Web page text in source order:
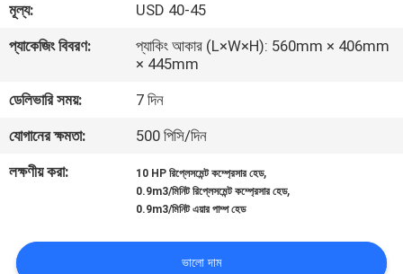
গুণমান
নিয়ন্ত্রণ
আমাদের
সাথে
যোগাযোগ
মূল্য:
USD 40-45
প্যাকেজিং বিবরণ:
প্যাকিং আকার (L×W×H): 560mm × 406mm
× 445mm
ডেলিভারি সময়:
7 দিন
যোগানের ক্ষমতা:
500 পিসি/দিন
লক্ষণীয় করা:
10 HP রিপ্লেসমেন্ট কম্প্রেসার হেড,
0.9m3/মিনিট রিপ্লেসমেন্ট কম্প্রেসার হেড,
0.9m3/মিনিট এয়ার পাম্প হেড
ভালো দাম